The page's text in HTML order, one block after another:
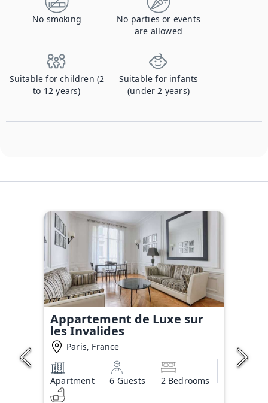
No smoking
No parties or events
are allowed
Suitable for children (2
to 12 years)
Suitable for infants
(under 2 years)
Appartement de Luxe sur
les Invalides
Paris, France
Apartment 6 Guests 2 Bedrooms